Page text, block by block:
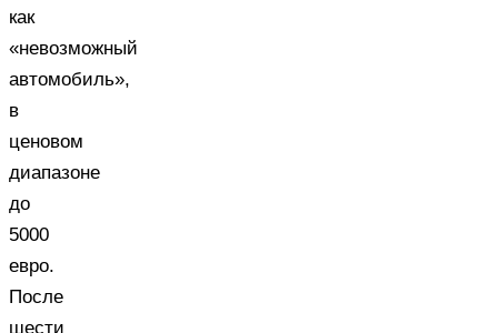
как
«невозможный
автомобиль»,
в
ценовом
диапазоне
до
5000
евро.
После
шести